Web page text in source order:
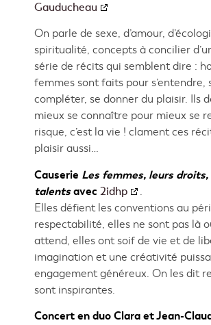
Gauducheau
On parle de sexe, d’amour,
spiritualité, concepts à concilier
série de récits qui semblent dire :
femmes sont faits pour s’entendre,
compléter, se donner du plaisir. Ils
mieux se connaître pour mieux se
risque, c’est la vie ! clament ces
plaisir aussi…
Causerie Les femmes, leurs droits,
talentsavec 2idhp
.
Elles défient les conventions au
respectabilité, elles ne sont pas là
attend, elles ont soif de vie et de
imagination et une créativité
engagement généreux. On les dit
sont inspirantes.
Concert en duo Clara et Jean-